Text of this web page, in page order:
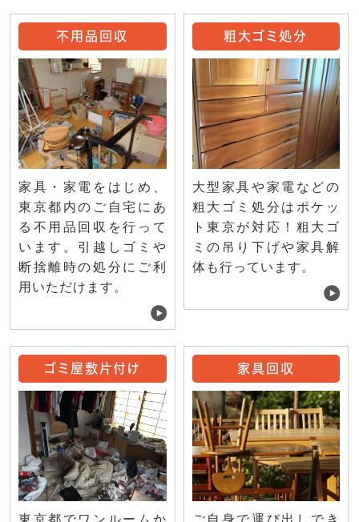
不用品回収
家具・家電をはじめ、
東京都内のご自宅にあ
る不用品回収を行って
います。引越しゴミや
断捨離時の処分にご利
用いただけます。
粗大ゴミ処分
大型家具や家電などの
粗大ゴミ処分はポケッ
ト東京が対応！粗大ゴ
ミの吊り下げや家具解
体も行っています。
ゴミ屋敷片付け 家具回収
ご自身で運び出しでき